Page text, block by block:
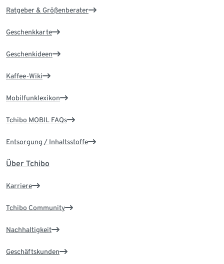
Ratgeber & Größenberater
Geschenkkarte
Geschenkideen
Kaffee-Wiki
Mobilfunklexikon
Tchibo MOBIL FAQs
Entsorgung / Inhaltsstoffe
Über Tchibo
Karriere
Tchibo Community
Nachhaltigkeit
Geschäftskunden